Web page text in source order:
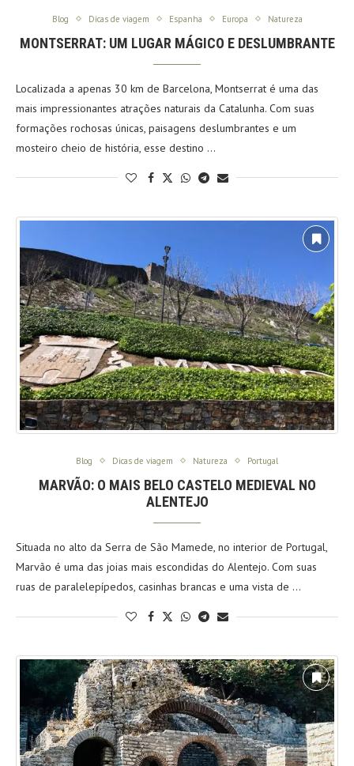
Blog Dicas de viagem Espanha Europa Natureza
MONTSERRAT: UM LUGAR MÁGICO E DESLUMBRANTE
Localizada a apenas 30 km de Barcelona, Montserrat é uma das
mais impressionantes atrações naturais da Catalunha. Com suas
formações rochosas únicas, paisagens deslumbrantes e um
mosteiro cheio de história, esse destino …
Blog Dicas de viagem Natureza Portugal
MARVÃO: O MAIS BELO CASTELO MEDIEVAL NO
ALENTEJO
Situada no alto da Serra de São Mamede, no interior de Portugal,
Marvão é uma das joias mais escondidas do Alentejo. Com suas
ruas de paralelepípedos, casinhas brancas e uma vista de …